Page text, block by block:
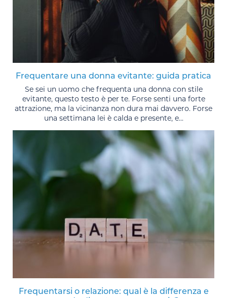
Frequentare una donna evitante: guida pratica
Se sei un uomo che frequenta una donna con stile
evitante, questo testo è per te. Forse senti una forte
attrazione, ma la vicinanza non dura mai davvero. Forse
una settimana lei è calda e presente, e...
Frequentarsi o relazione: qual è la differenza e